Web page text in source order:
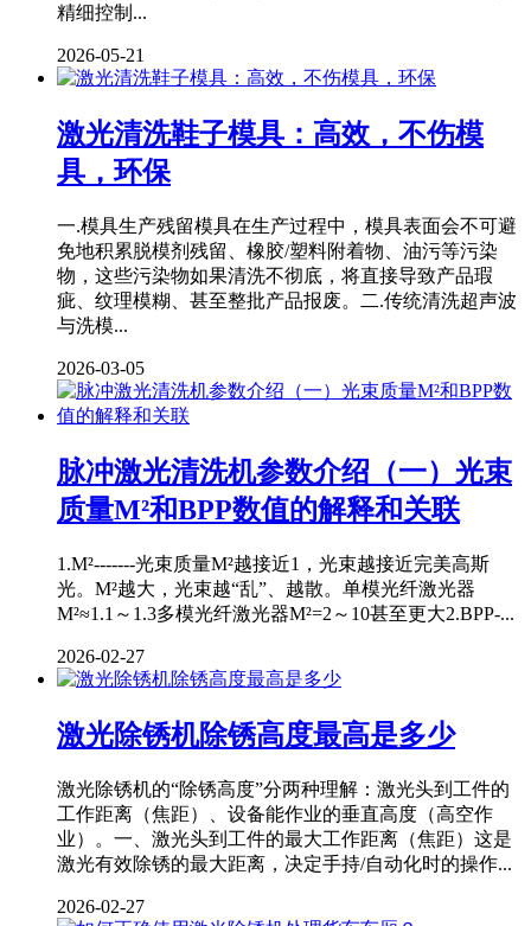
精细控制...
2026-05-21
激光清洗鞋子模具：高效，不伤模
具，环保
一.模具生产残留模具在生产过程中，模具表面会不可避
免地积累脱模剂残留、橡胶/塑料附着物、油污等污染
物，这些污染物如果清洗不彻底，将直接导致产品瑕
疵、纹理模糊、甚至整批产品报废。二.传统清洗超声波
与洗模...
2026-03-05
脉冲激光清洗机参数介绍（一）光束
质量M²和BPP数值的解释和关联
1.M²-------光束质量M²越接近1，光束越接近完美高斯
光。M²越大，光束越“乱”、越散。单模光纤激光器
M²≈1.1～1.3多模光纤激光器M²=2～10甚至更大2.BPP-...
2026-02-27
激光除锈机除锈高度最高是多少
激光除锈机的“除锈高度”分两种理解：激光头到工件的
工作距离（焦距）、设备能作业的垂直高度（高空作
业）。一、激光头到工件的最大工作距离（焦距）这是
激光有效除锈的最大距离，决定手持/自动化时的操作...
2026-02-27